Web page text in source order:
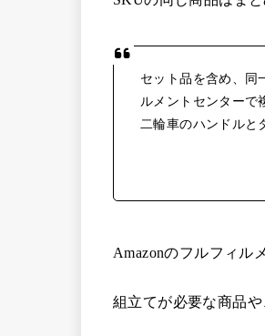
セット品を含め、同
ルメントセンターで
二輪車のハンドルと
Amazonのフルフィル
組立てが必要な商品